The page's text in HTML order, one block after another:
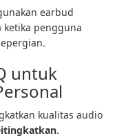
earbud
pengguna
untuk
kualitas audio
.